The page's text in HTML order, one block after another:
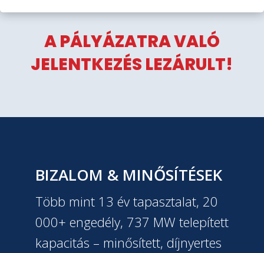
A PÁLYÁZATRA VALÓ
JELENTKEZÉS LEZÁRULT!
BIZALOM & MINŐSÍTÉSEK
Több mint 13 év tapasztalat, 20
000+ engedély, 737 MW telepített
kapacitás – minősített, díjnyertes